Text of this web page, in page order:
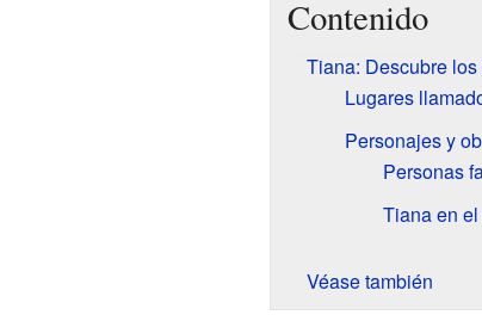
Contenido
Tiana: Descubre
Lugares
Personajes y
Personas
Tiana en
Véase también